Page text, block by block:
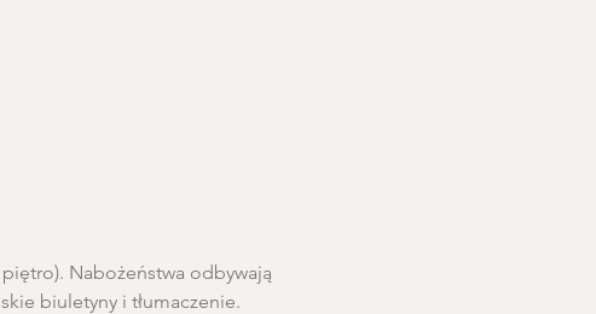
Nabożeństwa odbywają
biuletyny i tłumaczenie.